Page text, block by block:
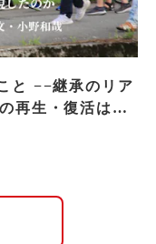
と −−継承のリア
再生・復活はな